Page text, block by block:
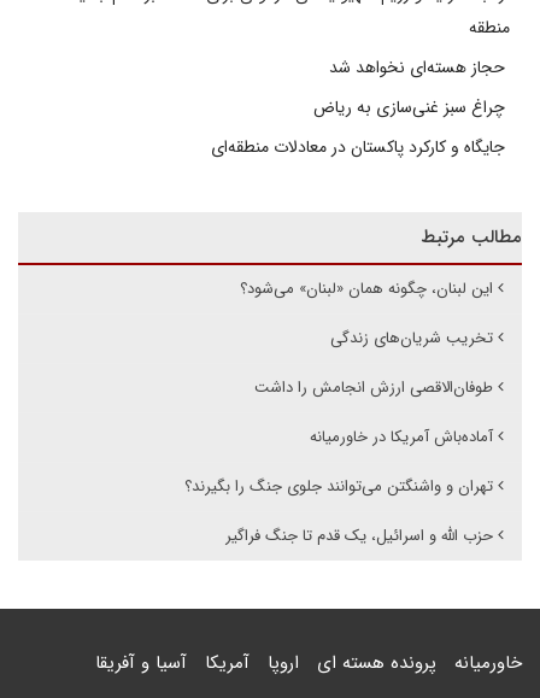
منطقه
حجاز هسته‌ای نخواهد شد
چراغ سبز غنی‌سازی به ریاض
جایگاه و کارکرد پاکستان در معادلات منطقه‌ای
مطالب مرتبط
این لبنان، چگونه همان «لبنان» می‌شود؟
تخریب شریان‌های زندگی
طوفان‌الاقصی ارزش انجامش را داشت
آماده‌باش آمریکا در خاورمیانه
تهران و واشنگتن می‌توانند جلوی جنگ را بگیرند؟
حزب الله و اسرائیل، یک قدم تا جنگ فراگیر
خاورمیانه پرونده هسته ای اروپا آمریکا آسیا و آفریقا